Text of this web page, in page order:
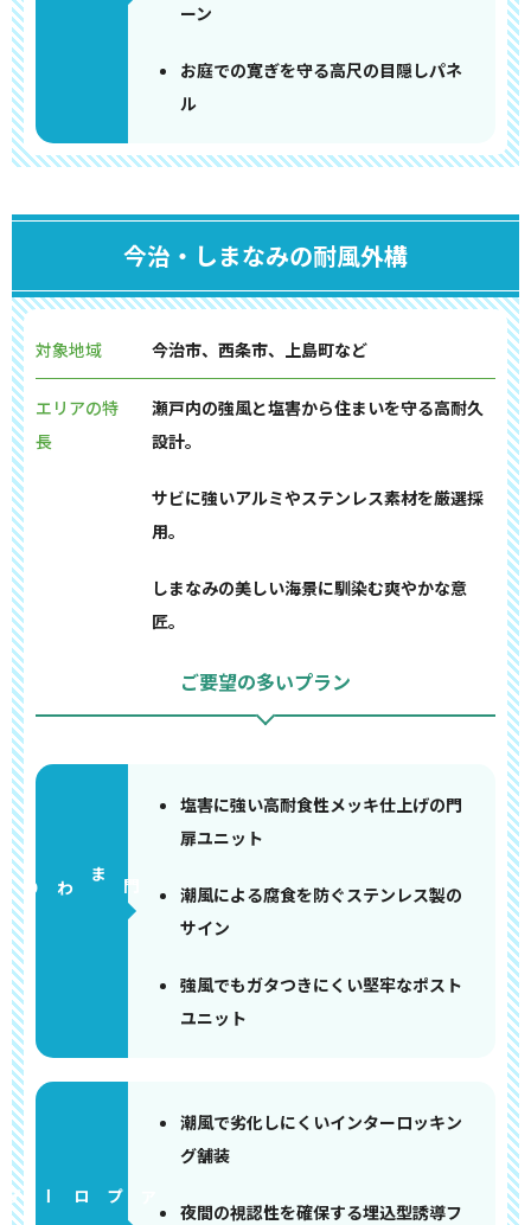
ーン
お庭での寛ぎを守る高尺の目隠しパネ
ル
今治・しまなみの耐風外構
対象地域 今治市、西条市、上島町など
エリアの特
長
瀬戸内の強風と塩害から住まいを守る高耐久
設計。
サビに強いアルミやステンレス素材を厳選採
用。
しまなみの美しい海景に馴染む爽やかな意
匠。
ご要望の多いプラン
門まわり
塩害に強い高耐食性メッキ仕上げの門
扉ユニット
潮風による腐食を防ぐステンレス製の
サイン
強風でもガタつきにくい堅牢なポスト
ユニット
アプローチ
潮風で劣化しにくいインターロッキン
グ舗装
夜間の視認性を確保する埋込型誘導フ